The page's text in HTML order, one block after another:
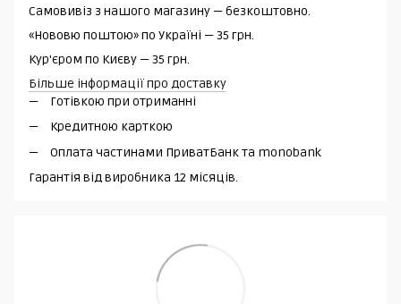
Самовивіз з нашого магазину — безкоштовно.
«Нововю поштою» по Україні — 35 грн.
Кур'єром по Києву — 35 грн.
Більше інформації про доставку
Готівкою при отриманні
Кредитною карткою
Оплата частинами ПриватБанк та monobank
Гарантія від виробника 12 місяців.